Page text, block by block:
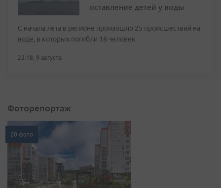
оставление детей у воды
С начала лета в регионе произошло 25 происшествий на
воде, в которых погибли 18 человек
22:18, 9 августа
Фоторепортаж
20 фото